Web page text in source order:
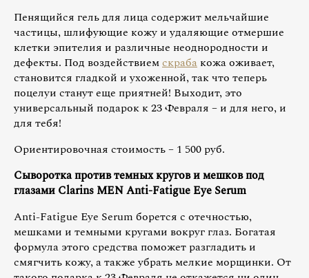
Пенящийся гель для лица содержит мельчайшие
частицы, шлифующие кожу и удаляющие отмершие
клетки эпителия и различные неоднородности и
дефекты. Под воздействиемскраба кожа оживает,
становится гладкой и ухоженной, так что теперь
поцелуи станут еще приятней! Выходит, это
универсальный подарок к 23 Февраля – и для него, и
для тебя!
Ориентировочная стоимость – 1 500 руб.
Сыворотка против темных кругов и мешков под
глазами Clarins MEN Anti-Fatigue Eye Serum
Anti-Fatigue Eye Serum борется с отечностью,
мешками и темными кругами вокруг глаз. Богатая
формула этого средства поможет разгладить и
смягчить кожу, а также убрать мелкие морщинки. От